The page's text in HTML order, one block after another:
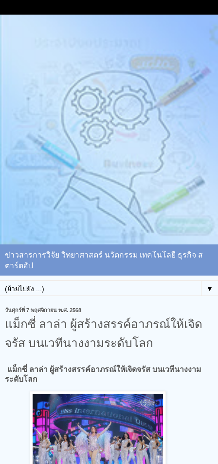
ข่าวสารการวิจัย วิทยาศาสตร์ นวัตกรรม เทคโนโลยี ธุรกิจ ส
ตาร์ตอัป
▼
วันศุกร์ที่ 7 พฤศจิกายน พ.ศ. 2568
แม็กซี่ ลาล่า ผู้สร้างสรรค์อาภรณ์ให้เจิด
จรัส บนเวทีนางงามระดับโลก
แม็กซี่ ลาล่า ผู้สร้างสรรค์อาภรณ์ให้เจิดจรัส บนเวทีนางงาม
ระดับโลก